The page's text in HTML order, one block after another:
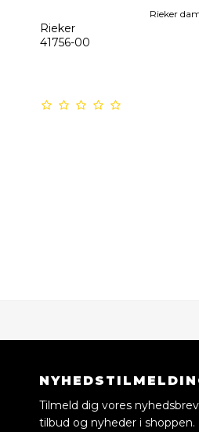
Rieker
Rieker
41756-00
Tilmeld dig vores
tilbud og nyheder i